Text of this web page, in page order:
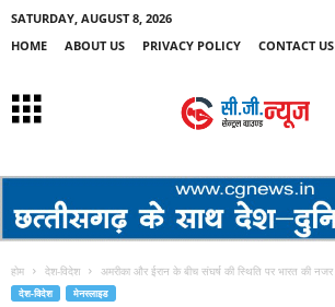
SATURDAY, AUGUST 8, 2026
HOME
ABOUT US PRIVACY POLICY CONTACT US
होम देश-विदेश अमरीका और ईरान के बीच संघर्ष की स्थिति पर भारत की नजर
देश-विदेश मेनस्लाइड